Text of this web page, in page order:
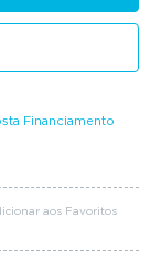
Financiamento
aos Favoritos